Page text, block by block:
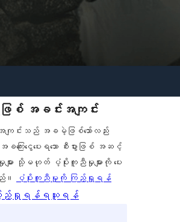
ေးဖြစ် အခင်းအကျင်း
ျင်းသည် အခမဲ့ဖြစ်သော်လည်း
ခကြေးငွေပေးရသော စီးပွားဖြစ် အဆင့်
ား သို့မဟုတ် ပံ့ပိုးကူညီမှုများကို ပေး
။
ပံ့ပိုးကူညီမှုကို ကြည့်ရှုရန်
ြည့်ရှုရန် ရယူရန်